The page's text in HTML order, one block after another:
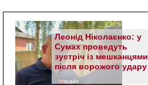
Леонід Ніколаєнко: у
Сумах проведуть
зустріч із мешканцями
після ворожого удару